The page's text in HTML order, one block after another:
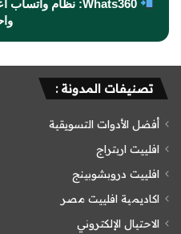
تصنيفات المدونة :
أفضل الأدوات التسويقية
افلييت اربتراج
افلييت دروبشوبينج
اكاديمية افلييت مصر
الاحتيال الإلكتروني